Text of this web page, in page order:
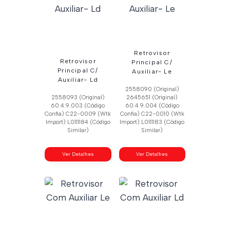
Retrovisor
Principal C/
Auxiliar- Ld
2558093 (Original)
60.4.9.003 (Código
Confia) C22-0009 (Wtk
Import) L0111184 (Código
Similar)
Ver Detalhes
Retrovisor
Principal C/
Auxiliar- Le
2558090 (Original)
2645651 (Original)
60.4.9.004 (Código
Confia) C22-0010 (Wtk
Import) L0111183 (Código
Similar)
Ver Detalhes